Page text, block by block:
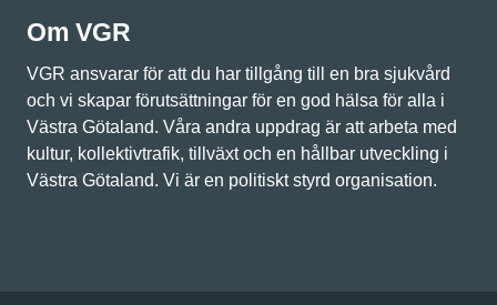
Om VGR
VGR ansvarar för att du har tillgång till en bra sjukvård
och vi skapar förutsättningar för en god hälsa för alla i
Västra Götaland. Våra andra uppdrag är att arbeta med
kultur, kollektivtrafik, tillväxt och en hållbar utveckling i
Västra Götaland. Vi är en politiskt styrd organisation.